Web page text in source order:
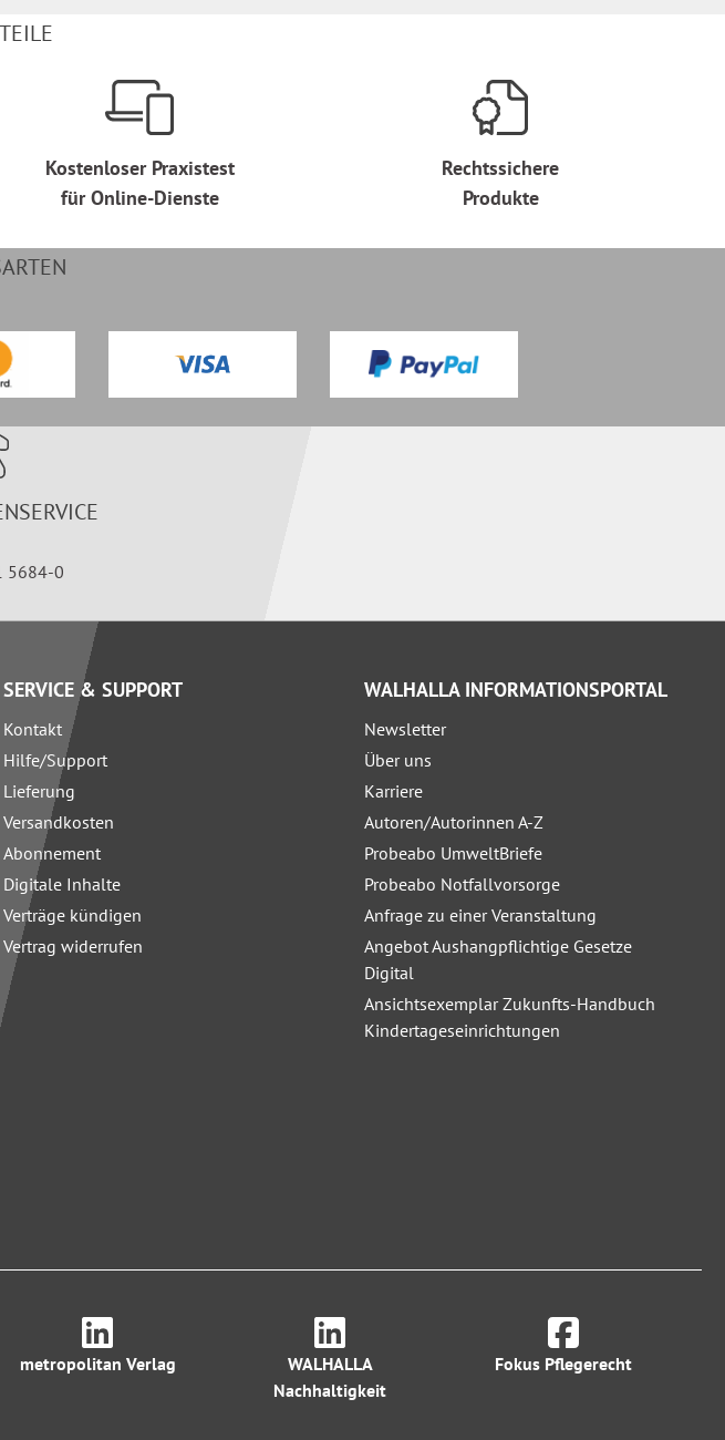
Kostenloser Praxistest
für Online-Dienste
Rechtssichere
Produkte
5684-0
SERVICE & SUPPORT
Kontakt
Hilfe/Support
Lieferung
Versandkosten
Abonnement
Digitale Inhalte
Verträge kündigen
Vertrag widerrufen
WALHALLA INFORMATIONSPORTAL
Newsletter
Über uns
Karriere
Autoren/Autorinnen A-Z
Probeabo UmweltBriefe
Probeabo Notfallvorsorge
Anfrage zu einer Veranstaltung
Angebot Aushangpflichtige Gesetze
Digital
Ansichtsexemplar Zukunfts-Handbuch
Kindertageseinrichtungen
metropolitan Verlag
WALHALLA
Nachhaltigkeit
Fokus Pflegerecht